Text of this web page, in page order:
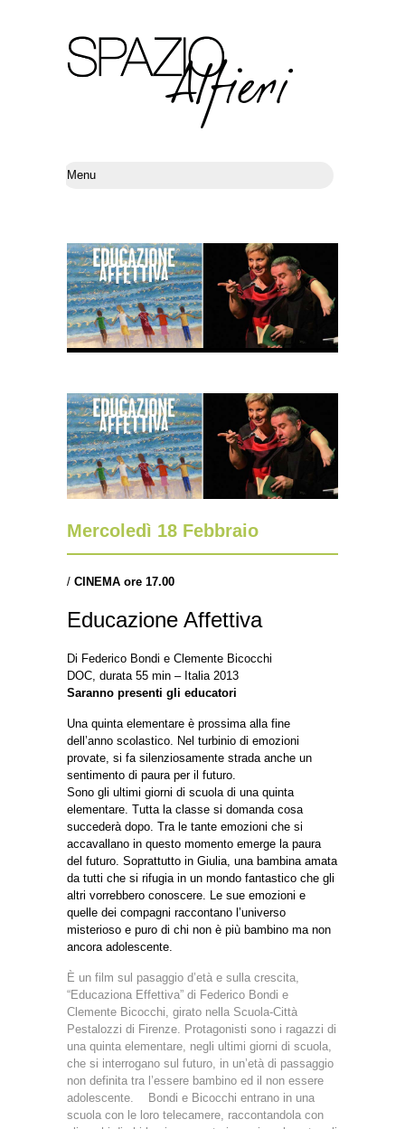
Mercoledì 18 Febbraio
/ CINEMA ore 17.00
Educazione Affettiva
Di Federico Bondi e Clemente Bicocchi
DOC, durata 55 min – Italia 2013
Saranno presenti gli educatori
Una quinta elementare è prossima alla fine
dell’anno scolastico. Nel turbinio di emozioni
provate, si fa silenziosamente strada anche un
sentimento di paura per il futuro.
Sono gli ultimi giorni di scuola di una quinta
elementare. Tutta la classe si domanda cosa
succederà dopo. Tra le tante emozioni che si
accavallano in questo momento emerge la paura
del futuro. Soprattutto in Giulia, una bambina amata
da tutti che si rifugia in un mondo fantastico che gli
altri vorrebbero conoscere. Le sue emozioni e
quelle dei compagni raccontano l’universo
misterioso e puro di chi non è più bambino ma non
ancora adolescente.
È un film sul pasaggio d’età e sulla crescita,
“Educaziona Effettiva” di Federico Bondi e
Clemente Bicocchi, girato nella Scuola-Città
Pestalozzi di Firenze. Protagonisti sono i ragazzi di
una quinta elementare, negli ultimi giorni di scuola,
che si interrogano sul futuro, in un’età di passaggio
non definita tra l’essere bambino ed il non essere
adolescente. Bondi e Bicocchi entrano in una
scuola con le loro telecamere, raccontandola con